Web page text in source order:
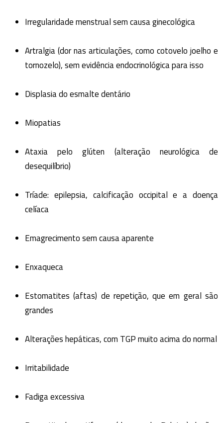
Irregularidade menstrual sem causa ginecológica
Artralgia (dor nas articulações, como cotovelo joelho e
tornozelo), sem evidência endocrinológica para isso
Displasia do esmalte dentário
Miopatias
Ataxia pelo glúten (alteração neurológica de
desequilíbrio)
Tríade: epilepsia, calcificação occipital e a doença
celíaca
Emagrecimento sem causa aparente
Enxaqueca
Estomatites (aftas) de repetição, que em geral são
grandes
Alterações hepáticas, com TGP muito acima do normal
Irritabilidade
Fadiga excessiva